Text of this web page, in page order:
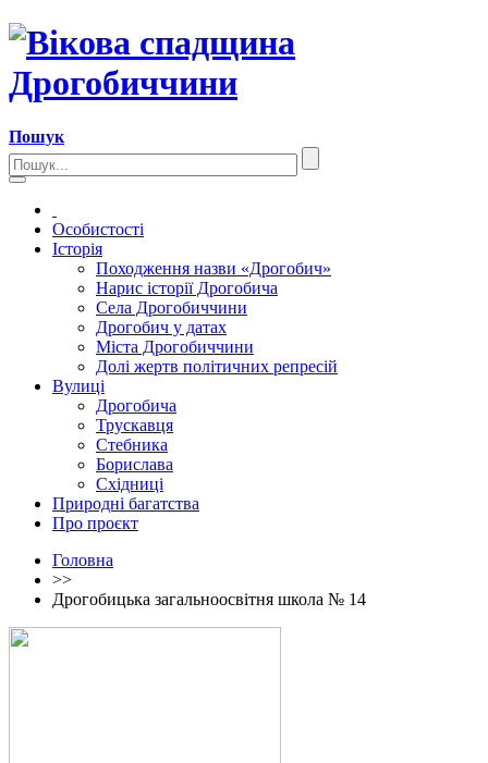
Пошук
Особистості
Історія
Походження назви «Дрогобич»
Нарис історії Дрогобича
Села Дрогобиччини
Дрогобич у датах
Міста Дрогобиччини
Долі жертв політичних репресій
Вулиці
Дрогобича
Трускавця
Стебника
Борислава
Східниці
Природні багатства
Про проєкт
Головна
>>
Дрогобицька загальноосвітня школа № 14